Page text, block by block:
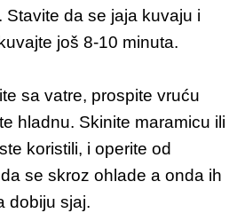
Stavite da se jaja kuvaju i
još 8-10 minuta.
sa vatre, prospite vruću
hladnu. Skinite maramicu ili
koristili, i operite od
se skroz ohlade a onda ih
dobiju sjaj.